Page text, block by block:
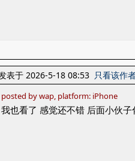
表于 2026-5-18 08:53 只看该作
posted by wap, platform: iPhone
我也看了 感觉还不错 后面小伙